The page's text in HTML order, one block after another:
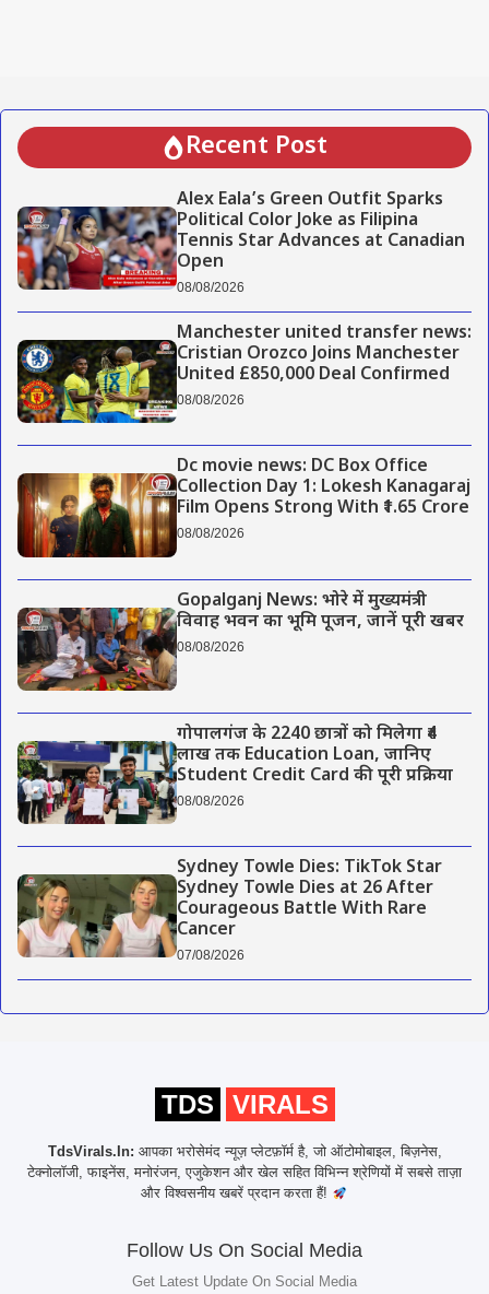
Recent Post
Alex Eala’s Green Outfit Sparks
Political Color Joke as Filipina
Tennis Star Advances at Canadian
Open
08/08/2026
Manchester united transfer news:
Cristian Orozco Joins Manchester
United £850,000 Deal Confirmed
08/08/2026
Dc movie news: DC Box Office
Collection Day 1: Lokesh Kanagaraj
Film Opens Strong With ₹1.65 Crore
08/08/2026
Gopalganj News: भोरे में मुख्यमंत्री
विवाह भवन का भूमि पूजन, जानें पूरी खबर
08/08/2026
गोपालगंज के 2240 छात्रों को मिलेगा ₹4
लाख तक Education Loan, जानिए
Student Credit Card की पूरी प्रक्रिया
08/08/2026
Sydney Towle Dies: TikTok Star
Sydney Towle Dies at 26 After
Courageous Battle With Rare
Cancer
07/08/2026
TDS VIRALS
TdsVirals.In: आपका भरोसेमंद न्यूज़ प्लेटफ़ॉर्म है, जो ऑटोमोबाइल, बिज़नेस,
टेक्नोलॉजी, फाइनेंस, मनोरंजन, एजुकेशन और खेल सहित विभिन्न श्रेणियों में सबसे ताज़ा
और विश्वसनीय खबरें प्रदान करता हैं!
Follow Us On Social Media
Get Latest Update On Social Media